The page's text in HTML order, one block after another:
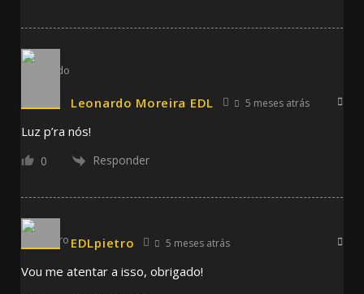
Leonardo Moreira EDL 5 meses atrás
Luz p’ra nós!
0 Responder
EDLpietro 5 meses atrás
Vou me atentar a isso, obrigado!